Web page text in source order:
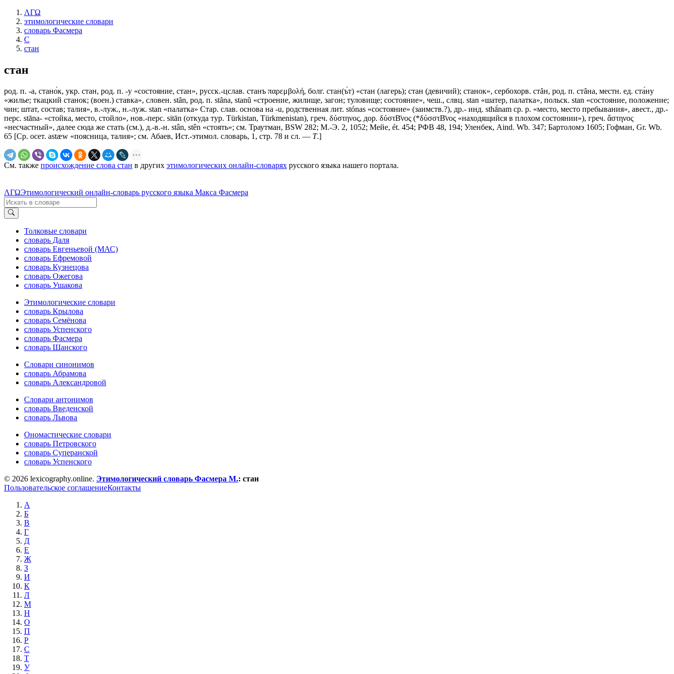
ΛΓΩ
этимологические словари
словарь Фасмера
С
стан
стан
род. п. -а, стано́к, укр. стан, род. п. -у «состояние, стан», русск.-цслав. станъ παρεμβολή, болг. стан(ъ́т) «стан (лагерь); стан (девичий); станок», сербохорв. стȃн, род. п. стȃна, местн. ед. ста́ну
«жилье; ткацкий станок; (воен.) ставка», словен. stȃn, род. п. stȃna, stanȗ «строение, жилище, загон; туловище; состояние», чеш., слвц. stan «шатер, палатка», польск. stan «состояние, положение;
чин; штат, состав; талия», в.-луж., н.-луж. stan «палатка» Стар. слав. основа на -u, родственная лит. stónas «состояние» (заимств.?), др.- инд. sthā́nam ср. р. «место, место пребывания», авест., др.-
перс. stāna- «стойка, место, стойло», нов.-перс. sitān (откуда тур. Türkistan, Türkmenistan), греч. δύστηνος, дор. δύστΒ̄νος (*δύσστΒ̄νος «находящийся в плохом состоянии»), греч. ἄστηνος
«несчастный», далее сюда же стать (см.), д.-в.-н. stân, stên «стоять»; см. Траутман, ВSW 282; М.-Э. 2, 1052; Мейе, ét. 454; РФВ 48, 194; Уленбек, Aind. Wb. 347; Бартоломэ 1605; Гофман, Gr. Wb.
65 [Ср. осет. astæw «поясница, талия»; см. Абаев, Ист.-этимол. словарь, 1, стр. 78 и сл. — Т.]
См. также происхождение слова стан в других этимологических онлайн-словарях русского языка нашего портала.
ΛΓΩЭтимологический онлайн-словарь русского языка Макса Фасмера
Толковые словари
словарь Даля
словарь Евгеньевой (МАС)
словарь Ефремовой
словарь Кузнецова
словарь Ожегова
словарь Ушакова
Этимологические словари
словарь Крылова
словарь Семёнова
словарь Успенского
словарь Фасмера
словарь Шанского
Словари синонимов
словарь Абрамова
словарь Александровой
Словари антонимов
словарь Введенской
словарь Львова
Ономастические словари
словарь Петровского
словарь Суперанской
словарь Успенского
© 2026 lexicography.online. Этимологический словарь Фасмера М.: стан
Пользовательское соглашениеКонтакты
А
Б
В
Г
Д
Е
Ж
З
И
К
Л
М
Н
О
П
Р
С
Т
У